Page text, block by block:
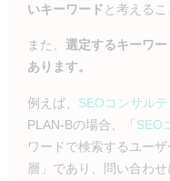
いキーワードと考えるこ
また、 選定するキーワ
あります。
例えば、 SEOコンサル
PLAN-Bの場合、「 SEO
ワードで検索するユー
層」であり、問い合わ